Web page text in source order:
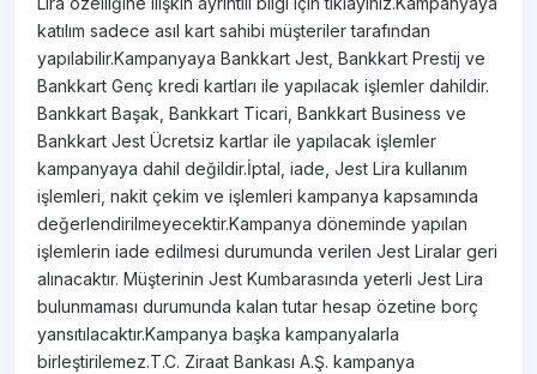
katılım sadece asıl kart sahibi müşteriler tarafından
yapılabilir.Kampanyaya Bankkart Jest, Bankkart Prestij ve
Bankkart Genç kredi kartları ile yapılacak işlemler dahildir.
Bankkart Başak, Bankkart Ticari, Bankkart Business ve
Bankkart Jest Ücretsiz kartlar ile yapılacak işlemler
kampanyaya dahil değildir.İptal, iade, Jest Lira kullanım
işlemleri, nakit çekim ve işlemleri kampanya kapsamında
değerlendirilmeyecektir.Kampanya döneminde yapılan
işlemlerin iade edilmesi durumunda verilen Jest Liralar geri
alınacaktır. Müşterinin Jest Kumbarasında yeterli Jest Lira
bulunmaması durumunda kalan tutar hesap özetine borç
yansıtılacaktır.Kampanya başka kampanyalarla
birleştirilemez.T.C. Ziraat Bankası A.Ş. kampanya